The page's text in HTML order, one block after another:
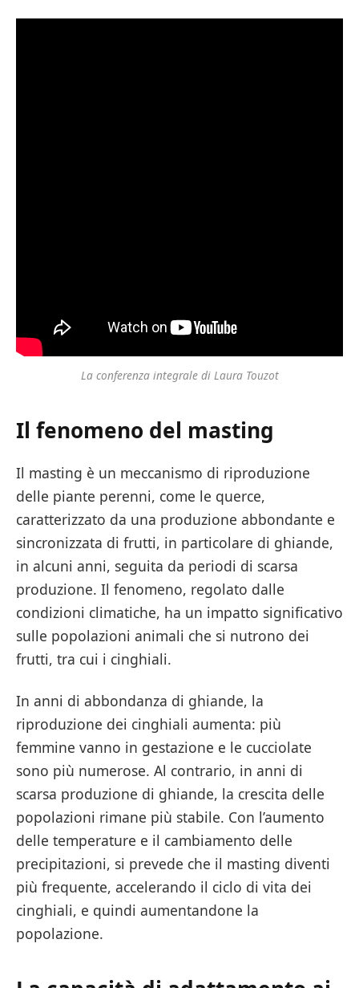
La conferenza integrale di Laura Touzot
Il fenomeno del masting
Il masting è un meccanismo di riproduzione
delle piante perenni, come le querce,
caratterizzato da una produzione abbondante e
sincronizzata di frutti, in particolare di ghiande,
in alcuni anni, seguita da periodi di scarsa
produzione. Il fenomeno, regolato dalle
condizioni climatiche, ha un impatto significativo
sulle popolazioni animali che si nutrono dei
frutti, tra cui i cinghiali.
In anni di abbondanza di ghiande, la
riproduzione dei cinghiali aumenta: più
femmine vanno in gestazione e le cucciolate
sono più numerose. Al contrario, in anni di
scarsa produzione di ghiande, la crescita delle
popolazioni rimane più stabile. Con l’aumento
delle temperature e il cambiamento delle
precipitazioni, si prevede che il masting diventi
più frequente, accelerando il ciclo di vita dei
cinghiali, e quindi aumentandone la
popolazione.